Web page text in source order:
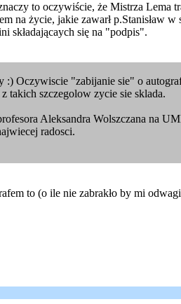
to oczywiście, że Mistrza
na życie, jakie zawarł
składającaych się na "podpis".
Oczywiscie "zabijanie sie" o
takich szczegolow zycie sie sklada.
Aleksandra Wolszczana na
radosci.
to (o ile nie zabrakło by mi